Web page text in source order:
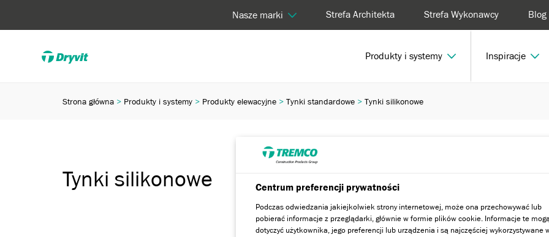
Produkty i systemy Inspiracje
Strefa Architekta Strefa Wykonawcy Blog
Nasze marki
Tynki silikonowe
Strona główna Produkty i systemy Produkty elewacyjne Tynki standardowe Tynki silikonowe
Centrum preferencji prywatności
Podczas odwiedzania jakiejkolwiek strony internetowej, może ona przechowywać lub
pobierać informacje z przeglądarki, głównie w formie plików cookie. Informacje te mogą
dotyczyć użytkownika, jego preferencji lub urządzenia i są najczęściej wykorzystywane